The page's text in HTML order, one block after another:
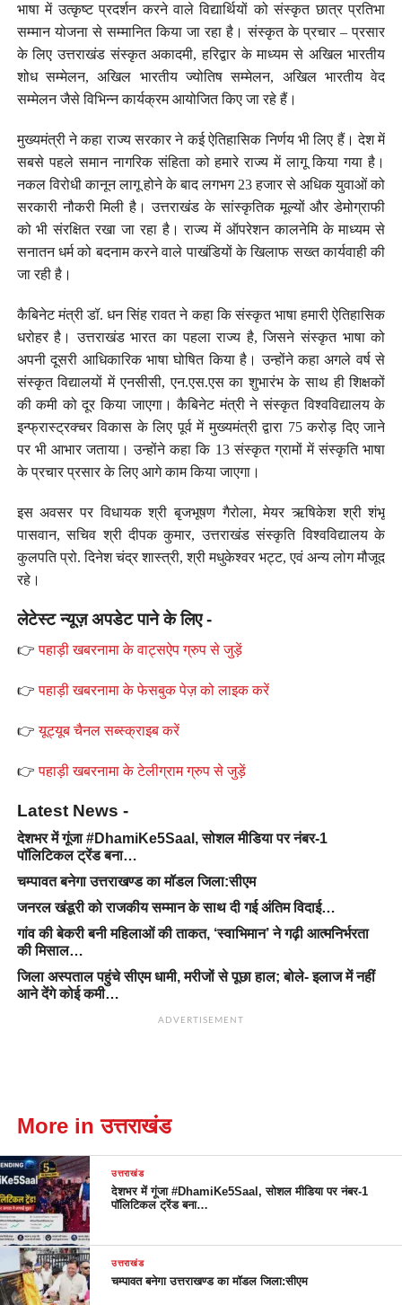
भाषा में उत्कृष्ट प्रदर्शन करने वाले विद्यार्थियों को संस्कृत छात्र प्रतिभा
सम्मान योजना से सम्मानित किया जा रहा है। संस्कृत के प्रचार – प्रसार
के लिए उत्तराखंड संस्कृत अकादमी, हरिद्वार के माध्यम से अखिल भारतीय
शोध सम्मेलन, अखिल भारतीय ज्योतिष सम्मेलन, अखिल भारतीय वेद
सम्मेलन जैसे विभिन्न कार्यक्रम आयोजित किए जा रहे हैं।
मुख्यमंत्री ने कहा राज्य सरकार ने कई ऐतिहासिक निर्णय भी लिए हैं। देश में
सबसे पहले समान नागरिक संहिता को हमारे राज्य में लागू किया गया है।
नकल विरोधी कानून लागू होने के बाद लगभग 23 हजार से अधिक युवाओं को
सरकारी नौकरी मिली है। उत्तराखंड के सांस्कृतिक मूल्यों और डेमोग्राफी
को भी संरक्षित रखा जा रहा है। राज्य में ऑपरेशन कालनेमि के माध्यम से
सनातन धर्म को बदनाम करने वाले पाखंडियों के खिलाफ सख्त कार्यवाही की
जा रही है।
कैबिनेट मंत्री डॉ. धन सिंह रावत ने कहा कि संस्कृत भाषा हमारी ऐतिहासिक
धरोहर है। उत्तराखंड भारत का पहला राज्य है, जिसने संस्कृत भाषा को
अपनी दूसरी आधिकारिक भाषा घोषित किया है। उन्होंने कहा अगले वर्ष से
संस्कृत विद्यालयों में एनसीसी, एन.एस.एस का शुभारंभ के साथ ही शिक्षकों
की कमी को दूर किया जाएगा। कैबिनेट मंत्री ने संस्कृत विश्वविद्यालय के
इन्फ्रास्ट्रक्चर विकास के लिए पूर्व में मुख्यमंत्री द्वारा 75 करोड़ दिए जाने
पर भी आभार जताया। उन्होंने कहा कि 13 संस्कृत ग्रामों में संस्कृति भाषा
के प्रचार प्रसार के लिए आगे काम किया जाएगा।
इस अवसर पर विधायक श्री बृजभूषण गैरोला, मेयर ऋषिकेश श्री शंभू
पासवान, सचिव श्री दीपक कुमार, उत्तराखंड संस्कृति विश्वविद्यालय के
कुलपति प्रो. दिनेश चंद्र शास्त्री, श्री मधुकेश्वर भट्ट, एवं अन्य लोग मौजूद
रहे।
लेटेस्ट न्यूज़ अपडेट पाने के लिए -
👉पहाड़ी खबरनामा के वाट्सऐप ग्रुप से जुड़ें
👉पहाड़ी खबरनामा के फेसबुक पेज़ को लाइक करें
👉यूट्यूब चैनल सब्स्क्राइब करें
👉पहाड़ी खबरनामा के टेलीग्राम ग्रुप से जुड़ें
Latest News -
देशभर में गूंजा #DhamiKe5Saal, सोशल मीडिया पर नंबर-1
पॉलिटिकल ट्रेंड बना…
चम्पावत बनेगा उत्तराखण्ड का मॉडल जिला:सीएम
जनरल खंडूरी को राजकीय सम्मान के साथ दी गई अंतिम विदाई…
गांव की बेकरी बनी महिलाओं की ताकत, ‘स्वाभिमान’ ने गढ़ी आत्मनिर्भरता
की मिसाल…
जिला अस्पताल पहुंचे सीएम धामी, मरीजों से पूछा हाल; बोले- इलाज में नहीं
आने देंगे कोई कमी…
ADVERTISEMENT
More in उत्तराखंड
उत्तराखंड
देशभर में गूंजा #DhamiKe5Saal, सोशल मीडिया पर नंबर-1
पॉलिटिकल ट्रेंड बना…
उत्तराखंड
चम्पावत बनेगा उत्तराखण्ड का मॉडल जिला:सीएम